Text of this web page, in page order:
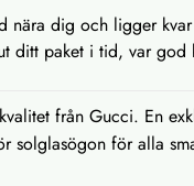
nära dig och ligger
ditt paket i tid, var god
från Gucci. En
solglasögon för alla